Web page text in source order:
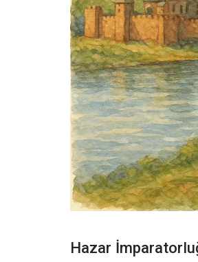
Hazar